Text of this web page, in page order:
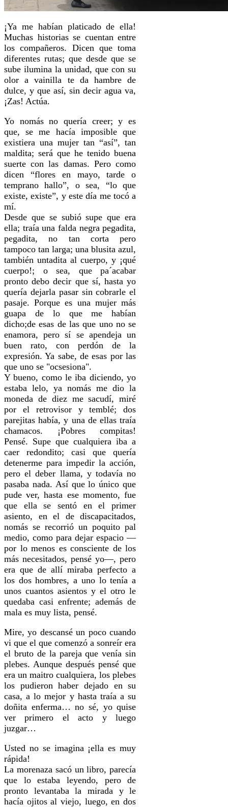
¡Ya me habían platicado de ella!
Muchas historias se cuentan entre
los compañeros. Dicen que toma
diferentes rutas; que desde que se
sube ilumina la unidad, que con su
olor a vainilla te da hambre de
dulce, y que así, sin decir agua va,
¡Zas! Actúa.
Yo nomás no quería creer; y es
que, se me hacía imposible que
existiera una mujer tan “así”, tan
maldita; será que he tenido buena
suerte con las damas. Pero como
dicen “flores en mayo, tarde o
temprano hallo”, o sea, “lo que
existe, existe”, y este día me tocó a
mí.
Desde que se subió supe que era
ella; traía una falda negra pegadita,
pegadita, no tan corta pero
tampoco tan larga; una blusita azul,
también untadita al cuerpo, y ¡qué
cuerpo!; o sea, que pa´acabar
pronto debo decir que sí, hasta yo
quería dejarla pasar sin cobrarle el
pasaje. Porque es una mujer más
guapa de lo que me habían
dicho;de esas de las que uno no se
enamora, pero sí se apendeja un
buen rato, con perdón de la
expresión. Ya sabe, de esas por las
que uno se "ocsesiona".
Y bueno, como le iba diciendo, yo
estaba lelo, ya nomás me dio la
moneda de diez me sacudí, miré
por el retrovisor y temblé; dos
parejitas había, y una de ellas traía
chamacos. ¡Pobres compitas!
Pensé. Supe que cualquiera iba a
caer redondito; casi que quería
detenerme para impedir la acción,
pero el deber llama, y todavía no
pasaba nada. Así que lo único que
pude ver, hasta ese momento, fue
que ella se sentó en el primer
asiento, en el de discapacitados,
nomás se recorrió un poquito pal
medio, como para dejar espacio —
por lo menos es consciente de los
más necesitados, pensé yo—, pero
era que de allí miraba perfecto a
los dos hombres, a uno lo tenía a
unos cuantos asientos y el otro le
quedaba casi enfrente; además de
mala es muy lista, pensé.
Mire, yo descansé un poco cuando
vi que el que comenzó a sonreír era
el bruto de la pareja que venía sin
plebes. Aunque después pensé que
era un maitro cualquiera, los plebes
los pudieron haber dejado en su
casa, a lo mejor y hasta traía a su
doñita enferma… no sé, yo quise
ver primero el acto y luego
juzgar…
Usted no se imagina ¡ella es muy
rápida!
La morenaza sacó un libro, parecía
que lo estaba leyendo, pero de
pronto levantaba la mirada y le
hacía ojitos al viejo, luego, en dos